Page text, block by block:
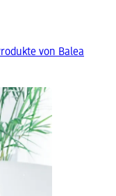
von Balea